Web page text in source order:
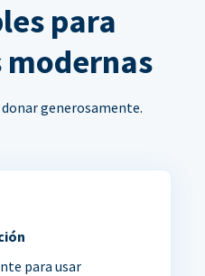
para
generosamente.
para usar